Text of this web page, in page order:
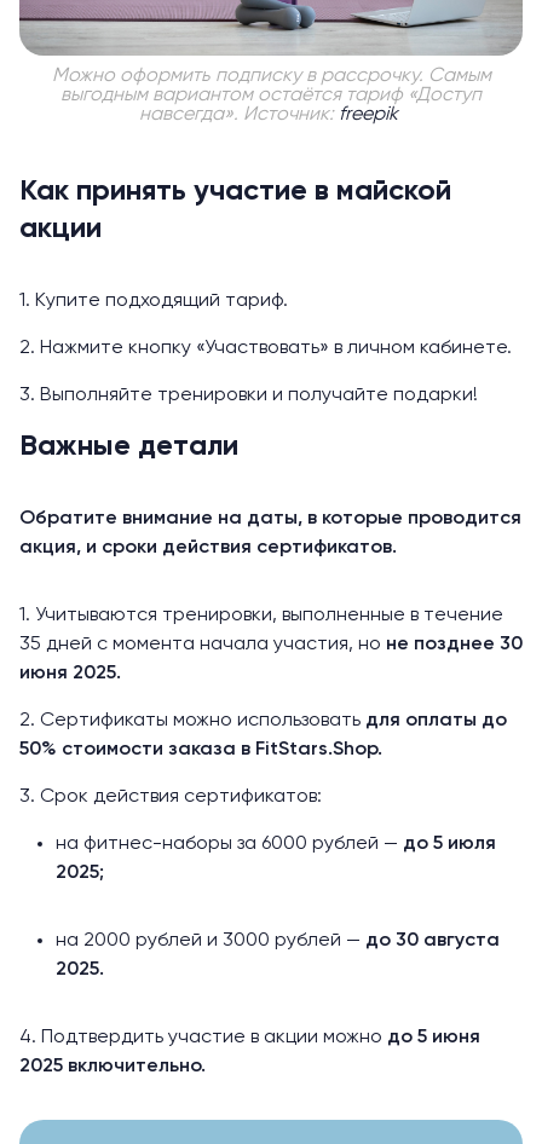
Можно оформить подписку в рассрочку. Самым
выгодным вариантом остаётся тариф «Доступ
навсегда». Источник: freepik
Как принять участие в майской
акции
1. Купите подходящий тариф.
2. Нажмите кнопку «Участвовать» в личном кабинете.
3. Выполняйте тренировки и получайте подарки!
Важные детали
Обратите внимание на даты, в которые проводится
акция, и сроки действия сертификатов.
1. Учитываются тренировки, выполненные в течение
35 дней с момента начала участия, но не позднее 30
июня 2025.
2. Сертификаты можно использовать для оплаты до
50% стоимости заказа в FitStars.Shop.
3. Срок действия сертификатов:
на фитнес-наборы за 6000 рублей — до 5 июля
2025;
на 2000 рублей и 3000 рублей — до 30 августа
2025.
4. Подтвердить участие в акции можно до 5 июня
2025 включительно.